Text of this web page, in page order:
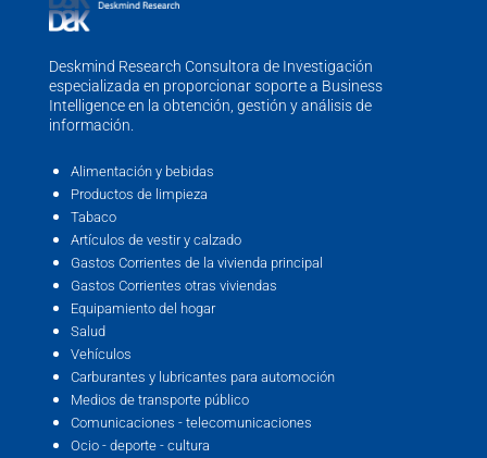
Deskmind Research Consultora de Investigación
especializada en proporcionar soporte a Business
Intelligence en la obtención, gestión y análisis de
información.
Alimentación y bebidas
Productos de limpieza
Tabaco
Artículos de vestir y calzado
Gastos Corrientes de la vivienda principal
Gastos Corrientes otras viviendas
Equipamiento del hogar
Salud
Vehículos
Carburantes y lubricantes para automoción
Medios de transporte público
Comunicaciones - telecomunicaciones
Ocio - deporte - cultura